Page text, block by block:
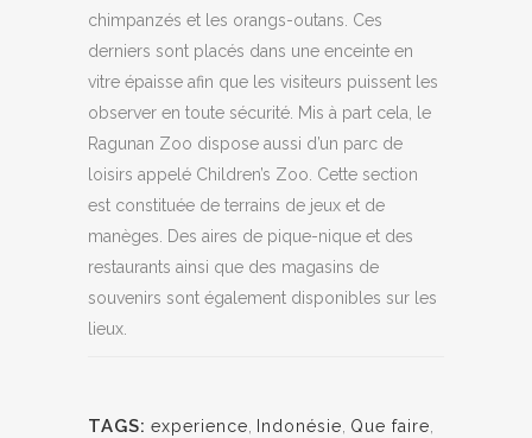
chimpanzés et les orangs-outans. Ces
derniers sont placés dans une enceinte en
vitre épaisse afin que les visiteurs puissent les
observer en toute sécurité. Mis à part cela, le
Ragunan Zoo dispose aussi d’un parc de
loisirs appelé Children’s Zoo. Cette section
est constituée de terrains de jeux et de
manèges. Des aires de pique-nique et des
restaurants ainsi que des magasins de
souvenirs sont également disponibles sur les
lieux.
TAGS: experience Indonésie Que faire